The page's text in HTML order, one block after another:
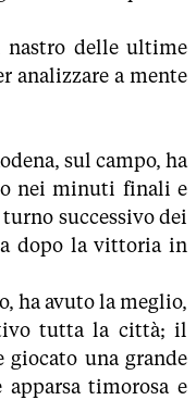
nastro delle ultime
analizzare a mente
sul campo, ha
nei minuti finali e
successivo dei
dopo la vittoria in
ha avuto la meglio,
tutta la città; il
giocato una grande
timorosa e